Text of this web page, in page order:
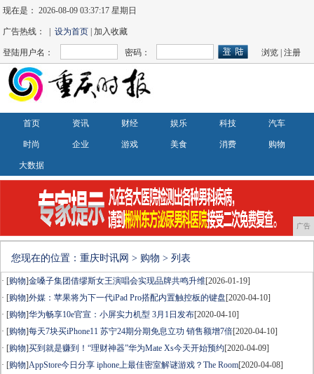
现在是：2026-08-09 03:37:17 星期日
广告热线： |设为首页 | 加入收藏
登陆用户名： 密码： 浏览 |注册
首页 资讯 财经 娱乐 科技 汽车
时尚 企业 游戏 美食 消费 购物
大数据
广告
您现在的位置： 重庆时讯网 > 购物 > 列表
· [购物]金嗓子集团借缪斯女王演唱会实现品牌共鸣升维[2026-01-19]
· [购物]外媒：苹果将为下一代iPad Pro搭配内置触控板的键盘[2020-04-10]
· [购物]华为畅享10e官宣：小屏实力机型 3月1日发布[2020-04-10]
· [购物]每天7块买iPhone11 苏宁24期分期免息立功 销售额增7倍[2020-04-10]
· [购物]买到就是赚到！“理财神器”华为Mate Xs今天开始预约[2020-04-09]
· [购物]AppStore今日分享 iphone上最佳密室解谜游戏？The Room[2020-04-08]